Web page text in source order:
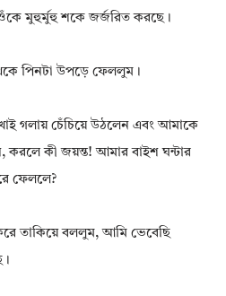
ওঁকে মুহুর্মুহু শকে জর্জরিত করছে।
পিনটা উপড়ে ফেললুম।
গলায় চেঁচিয়ে উঠলেন এবং আমাকে
করলে কী জয়ন্ত! আমার বাইশ ঘন্টার
ফেললে?
তাকিয়ে বললুম, আমি ভেবেছি